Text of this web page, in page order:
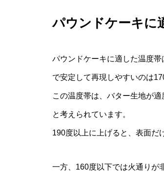
パウンドケーキに
パウンドケーキに適した温度
で安定して再現しやすいのは
この温度帯は、バター生地が
と考えられています。
190度以上に上げると、表面だ
一方、160度以下では火通りが